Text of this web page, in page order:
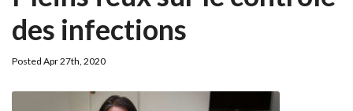
des infections
Posted Apr 27th, 2020